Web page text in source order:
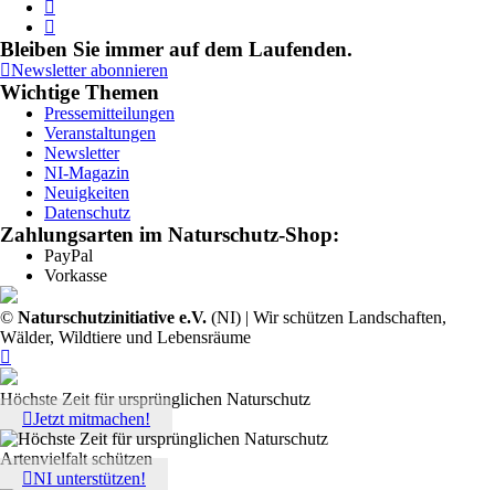
Bleiben Sie immer auf dem Laufenden.
Newsletter abonnieren
Wichtige Themen
Pressemitteilungen
Veranstaltungen
Newsletter
NI-Magazin
Neuigkeiten
Datenschutz
Zahlungsarten im Naturschutz-Shop:
PayPal
Vorkasse
© Naturschutzinitiative e.V. (NI) | Wir schützen Landschaften,
Wälder, Wildtiere und Lebensräume
Höchste Zeit für ursprünglichen Naturschutz
Jetzt mitmachen!
Artenvielfalt schützen
NI unterstützen!